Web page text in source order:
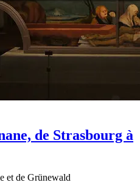
de Strasbourg à
et de Grünewald